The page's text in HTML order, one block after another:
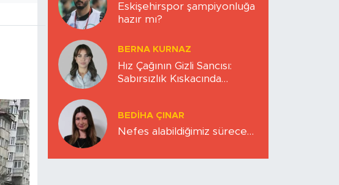
Eskişehirspor şampiyonluğa
hazır mı?
BERNA KURNAZ
Hız Çağının Gizli Sancısı:
Sabırsızlık Kıskacında
BEDIHA ÇINAR
Nefes alabildiğimiz sürece…